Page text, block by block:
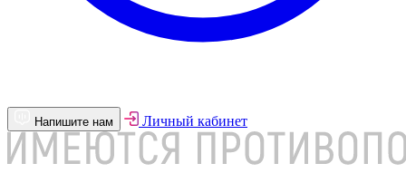
Напишите нам Личный кабинет